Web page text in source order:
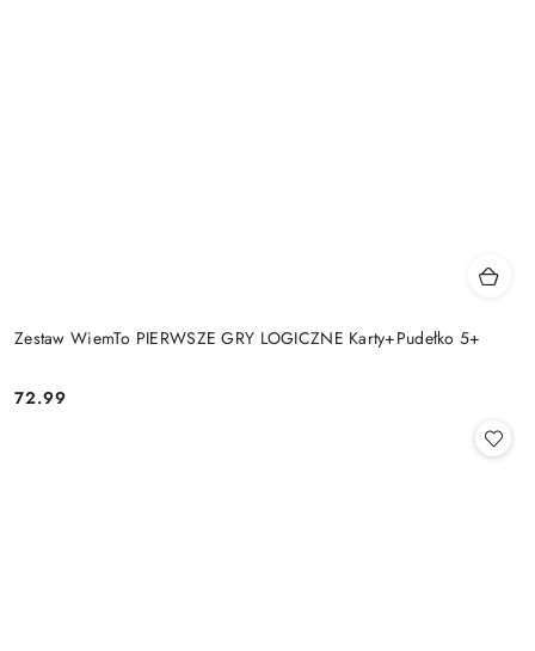
Zestaw WiemTo PIERWSZE GRY LOGICZNE Karty+Pudełko 5+
Cena:
72.99